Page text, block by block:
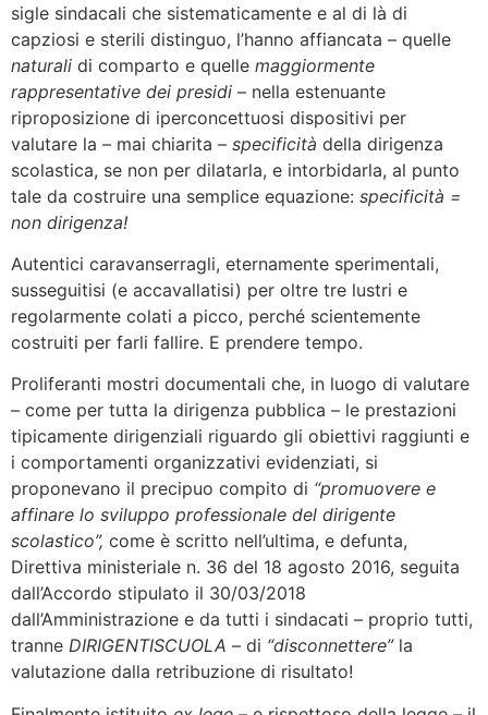
sigle sindacali che sistematicamente e al di là di
capziosi e sterili distinguo, l’hanno affiancata – quelle
naturali di comparto e quelle maggiormente
rappresentative dei presidi – nella estenuante
riproposizione di iperconcettuosi dispositivi per
valutare la – mai chiarita – specificità della dirigenza
scolastica, se non per dilatarla, e intorbidarla, al punto
tale da costruire una semplice equazione: specificità =
non dirigenza!
Autentici caravanserragli, eternamente sperimentali,
susseguitisi (e accavallatisi) per oltre tre lustri e
regolarmente colati a picco, perché scientemente
costruiti per farli fallire. E prendere tempo.
Proliferanti mostri documentali che, in luogo di valutare
– come per tutta la dirigenza pubblica – le prestazioni
tipicamente dirigenziali riguardo gli obiettivi raggiunti e
i comportamenti organizzativi evidenziati, si
proponevano il precipuo compito di “promuovere e
affinare lo sviluppo professionale del dirigente
scolastico”, come è scritto nell’ultima, e defunta,
Direttiva ministeriale n. 36 del 18 agosto 2016, seguita
dall’Accordo stipulato il 30/03/2018
dall’Amministrazione e da tutti i sindacati – proprio tutti,
tranne DIRIGENTISCUOLA – di “disconnettere”la
valutazione dalla retribuzione di risultato!